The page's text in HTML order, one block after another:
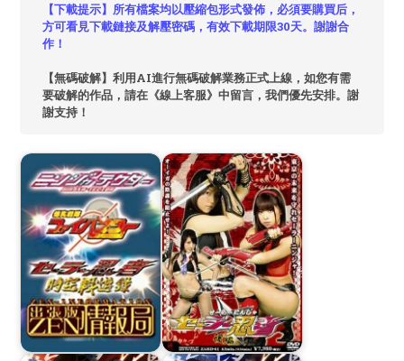
【下載提示】所有檔案均以壓縮包形式發佈，必須要購買后，
方可看見下載鏈接及解壓密碼，有效下載期限30天。謝謝合
作！
【無碼破解】利用AI進行無碼破解業務正式上線，如您有需
要破解的作品，請在《線上客服》中留言，我們優先安排。謝
謝支持！